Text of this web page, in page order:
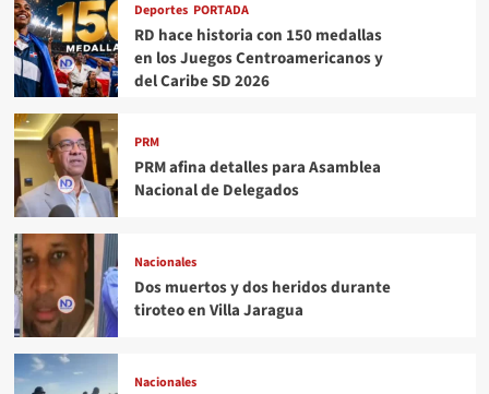
Deportes PORTADA
RD hace historia con 150 medallas
en los Juegos Centroamericanos y
del Caribe SD 2026
PRM
PRM afina detalles para Asamblea
Nacional de Delegados
Nacionales
Dos muertos y dos heridos durante
tiroteo en Villa Jaragua
Nacionales